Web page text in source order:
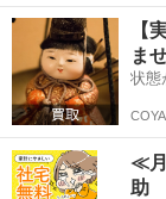
す。 片付けがスムーズでした！ 下松市内で取引できる方を優先いたし
ます。
山口 周南市
【
ま
状態
≪月
助